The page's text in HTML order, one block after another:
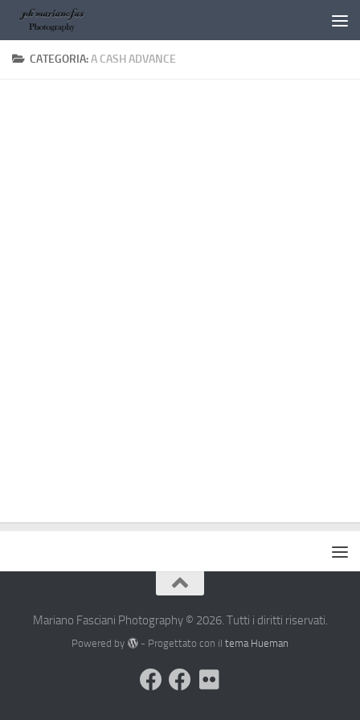
Salta al contenuto
CATEGORIA:A CASH ADVANCE
Mariano Fasciani Photography © 2026. Tutti i diritti riservati.
Powered by - Progettato con il tema Hueman